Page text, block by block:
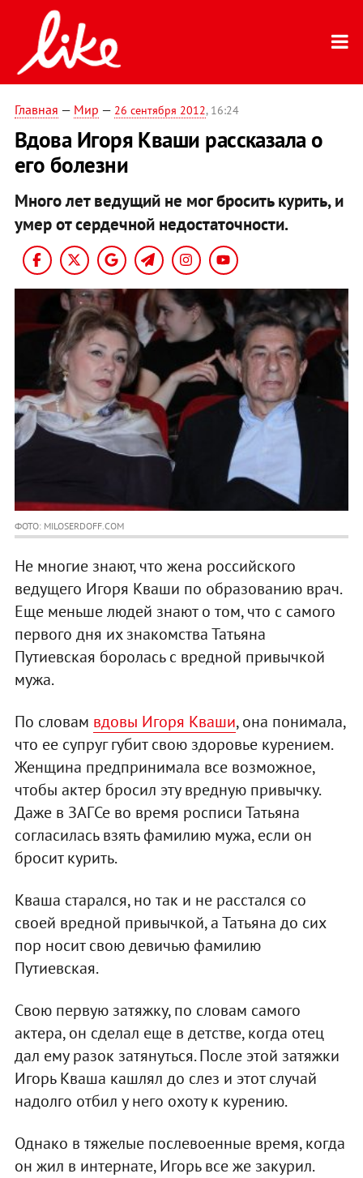
Главная — Мир — 26 сентября 2012, 16:24
Вдова Игоря Кваши рассказала о
его болезни
Много лет ведущий не мог бросить курить, и
умер от сердечной недостаточности.
ФОТО: MILOSERDOFF.COM
Не многие знают, что жена российского
ведущего Игоря Кваши по образованию врач.
Еще меньше людей знают о том, что с самого
первого дня их знакомства Татьяна
Путиевская боролась с вредной привычкой
мужа.
По словам вдовы Игоря Кваши, она понимала,
что ее супруг губит свою здоровье курением.
Женщина предпринимала все возможное,
чтобы актер бросил эту вредную привычку.
Даже в ЗАГСе во время росписи Татьяна
согласилась взять фамилию мужа, если он
бросит курить.
Кваша старался, но так и не расстался со
своей вредной привычкой, а Татьяна до сих
пор носит свою девичью фамилию
Путиевская.
Свою первую затяжку, по словам самого
актера, он сделал еще в детстве, когда отец
дал ему разок затянуться. После этой затяжки
Игорь Кваша кашлял до слез и этот случай
надолго отбил у него охоту к курению.
Однако в тяжелые послевоенные время, когда
он жил в интернате, Игорь все же закурил.